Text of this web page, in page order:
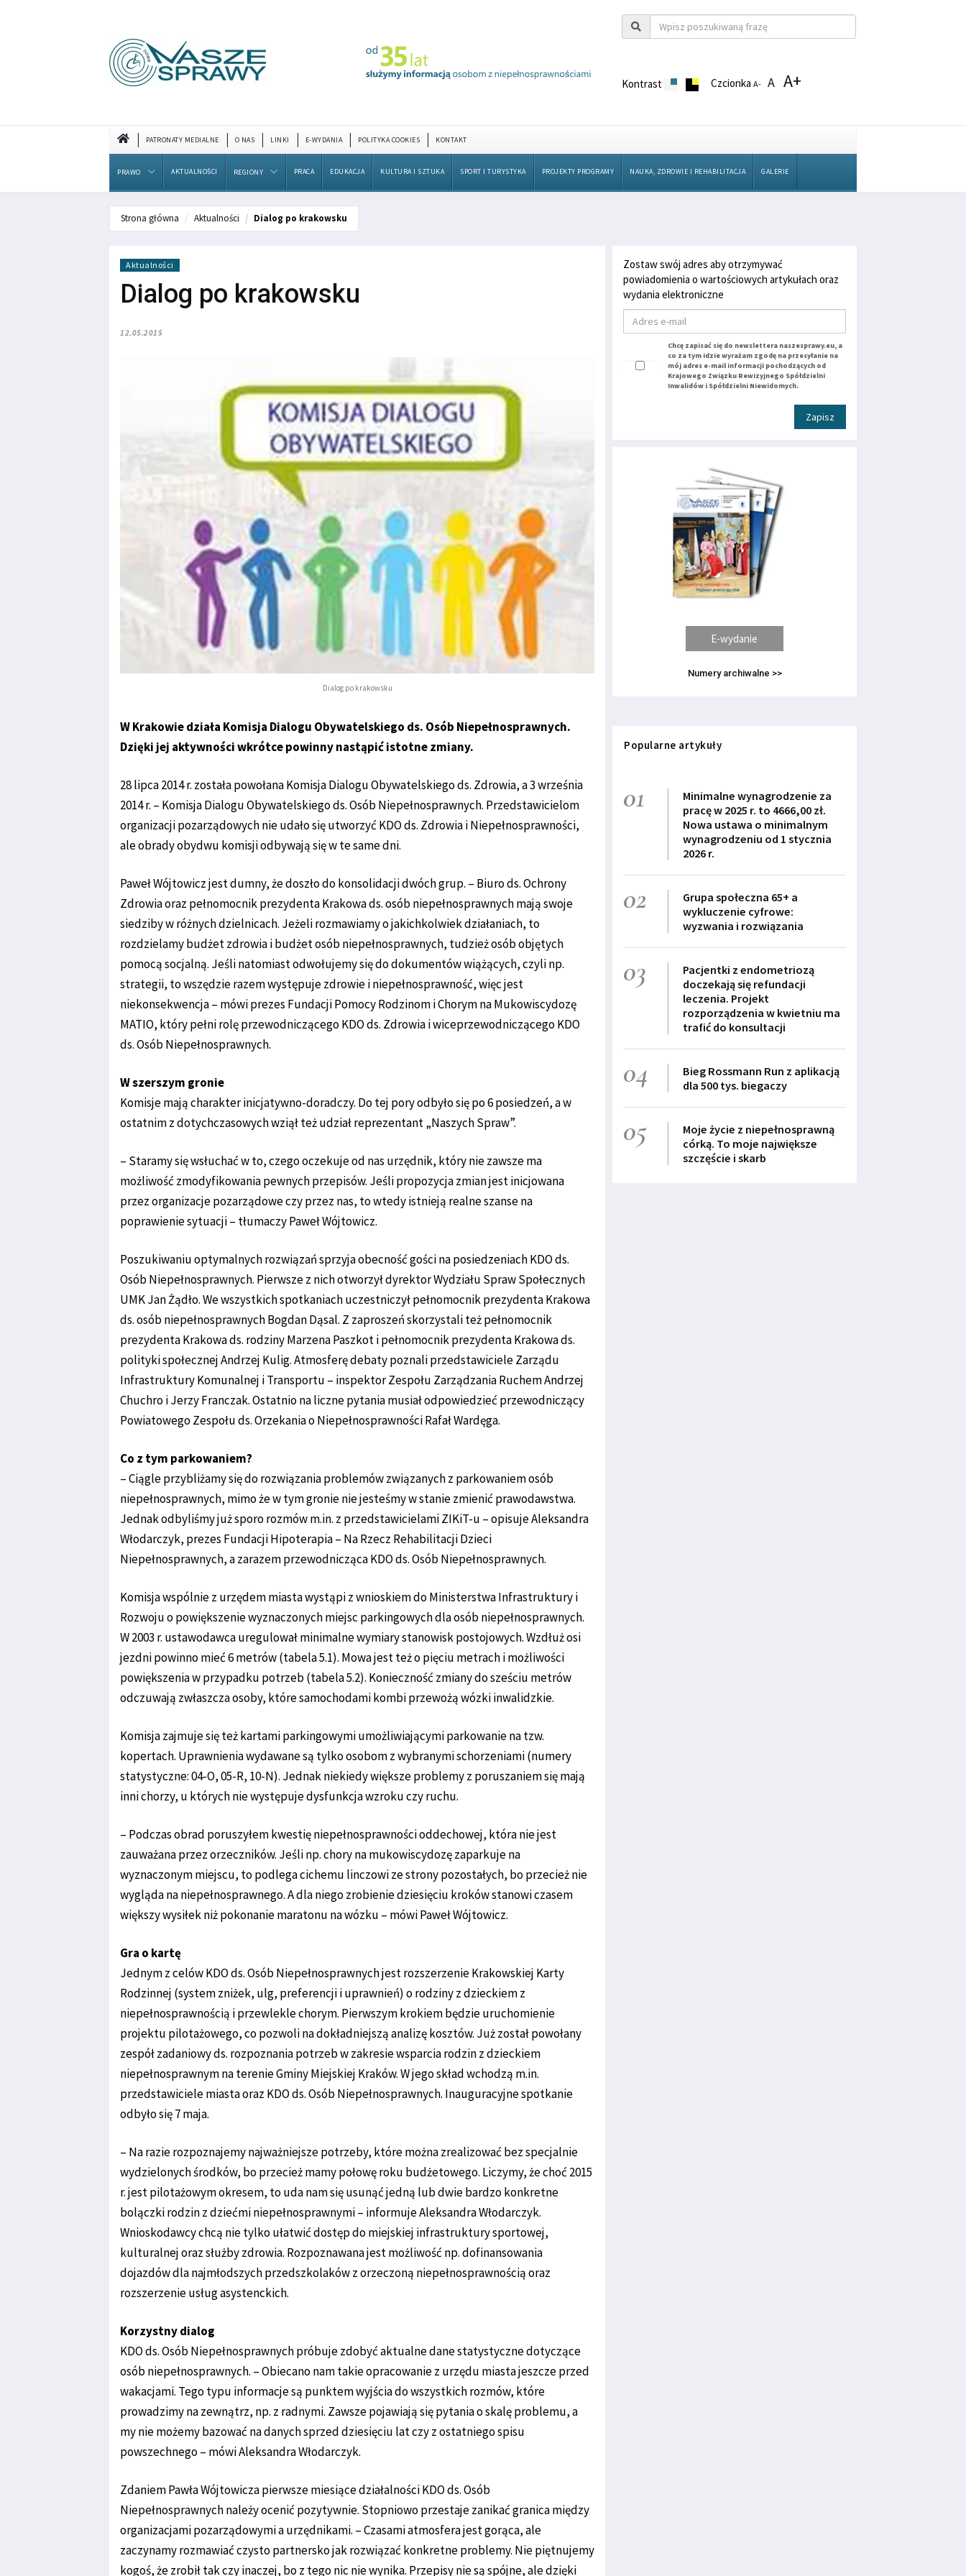
Kontrast CzcionkaA- A A+
PATRONATY MEDIALNE O NAS LINKI E-WYDANIA POLITYKA COOKIES KONTAKT
PRAWO AKTUALNOŚCI REGIONY PRACA EDUKACJA KULTURA I SZTUKA SPORT I TURYSTYKA PROJEKTY PROGRAMY NAUKA, ZDROWIE I REHABILITACJA GALERIE
Strona główna Aktualności Dialog po krakowsku
Aktualności
Dialog po krakowsku
12.05.2015
Dialog po krakowsku
W Krakowie działa Komisja Dialogu Obywatelskiego ds. Osób Niepełnosprawnych.
Dzięki jej aktywności wkrótce powinny nastąpić istotne zmiany.
28 lipca 2014 r. została powołana Komisja Dialogu Obywatelskiego ds. Zdrowia, a 3 września
2014 r. – Komisja Dialogu Obywatelskiego ds. Osób Niepełnosprawnych. Przedstawicielom
organizacji pozarządowych nie udało się utworzyć KDO ds. Zdrowia i Niepełnosprawności,
ale obrady obydwu komisji odbywają się w te same dni.
Paweł Wójtowicz jest dumny, że doszło do konsolidacji dwóch grup. – Biuro ds. Ochrony
Zdrowia oraz pełnomocnik prezydenta Krakowa ds. osób niepełnosprawnych mają swoje
siedziby w różnych dzielnicach. Jeżeli rozmawiamy o jakichkolwiek działaniach, to
rozdzielamy budżet zdrowia i budżet osób niepełnosprawnych, tudzież osób objętych
pomocą socjalną. Jeśli natomiast odwołujemy się do dokumentów wiążących, czyli np.
strategii, to wszędzie razem występuje zdrowie i niepełnosprawność, więc jest
niekonsekwencja – mówi prezes Fundacji Pomocy Rodzinom i Chorym na Mukowiscydozę
MATIO, który pełni rolę przewodniczącego KDO ds. Zdrowia i wiceprzewodniczącego KDO
ds. Osób Niepełnosprawnych.
W szerszym gronie
Komisje mają charakter inicjatywno-doradczy. Do tej pory odbyło się po 6 posiedzeń, a w
ostatnim z dotychczasowych wziął też udział reprezentant „Naszych Spraw”.
– Staramy się wsłuchać w to, czego oczekuje od nas urzędnik, który nie zawsze ma
możliwość zmodyfikowania pewnych przepisów. Jeśli propozycja zmian jest inicjowana
przez organizacje pozarządowe czy przez nas, to wtedy istnieją realne szanse na
poprawienie sytuacji – tłumaczy Paweł Wójtowicz.
Poszukiwaniu optymalnych rozwiązań sprzyja obecność gości na posiedzeniach KDO ds.
Osób Niepełnosprawnych. Pierwsze z nich otworzył dyrektor Wydziału Spraw Społecznych
UMK Jan Żądło. We wszystkich spotkaniach uczestniczył pełnomocnik prezydenta Krakowa
ds. osób niepełnosprawnych Bogdan Dąsal. Z zaproszeń skorzystali też pełnomocnik
prezydenta Krakowa ds. rodziny Marzena Paszkot i pełnomocnik prezydenta Krakowa ds.
polityki społecznej Andrzej Kulig. Atmosferę debaty poznali przedstawiciele Zarządu
Infrastruktury Komunalnej i Transportu – inspektor Zespołu Zarządzania Ruchem Andrzej
Chuchro i Jerzy Franczak. Ostatnio na liczne pytania musiał odpowiedzieć przewodniczący
Powiatowego Zespołu ds. Orzekania o Niepełnosprawności Rafał Wardęga.
Co z tym parkowaniem?
– Ciągle przybliżamy się do rozwiązania problemów związanych z parkowaniem osób
niepełnosprawnych, mimo że w tym gronie nie jesteśmy w stanie zmienić prawodawstwa.
Jednak odbyliśmy już sporo rozmów m.in. z przedstawicielami ZIKiT-u – opisuje Aleksandra
Włodarczyk, prezes Fundacji Hipoterapia – Na Rzecz Rehabilitacji Dzieci
Niepełnosprawnych, a zarazem przewodnicząca KDO ds. Osób Niepełnosprawnych.
Komisja wspólnie z urzędem miasta wystąpi z wnioskiem do Ministerstwa Infrastruktury i
Rozwoju o powiększenie wyznaczonych miejsc parkingowych dla osób niepełnosprawnych.
W 2003 r. ustawodawca uregulował minimalne wymiary stanowisk postojowych. Wzdłuż osi
jezdni powinno mieć 6 metrów (tabela 5.1). Mowa jest też o pięciu metrach i możliwości
powiększenia w przypadku potrzeb (tabela 5.2). Konieczność zmiany do sześciu metrów
odczuwają zwłaszcza osoby, które samochodami kombi przewożą wózki inwalidzkie.
Komisja zajmuje się też kartami parkingowymi umożliwiającymi parkowanie na tzw.
kopertach. Uprawnienia wydawane są tylko osobom z wybranymi schorzeniami (numery
statystyczne: 04-O, 05-R, 10-N). Jednak niekiedy większe problemy z poruszaniem się mają
inni chorzy, u których nie występuje dysfunkcja wzroku czy ruchu.
– Podczas obrad poruszyłem kwestię niepełnosprawności oddechowej, która nie jest
zauważana przez orzeczników. Jeśli np. chory na mukowiscydozę zaparkuje na
wyznaczonym miejscu, to podlega cichemu linczowi ze strony pozostałych, bo przecież nie
wygląda na niepełnosprawnego. A dla niego zrobienie dziesięciu kroków stanowi czasem
większy wysiłek niż pokonanie maratonu na wózku – mówi Paweł Wójtowicz.
Gra o kartę
Jednym z celów KDO ds. Osób Niepełnosprawnych jest rozszerzenie Krakowskiej Karty
Rodzinnej (system zniżek, ulg, preferencji i uprawnień) o rodziny z dzieckiem z
niepełnosprawnością i przewlekle chorym. Pierwszym krokiem będzie uruchomienie
projektu pilotażowego, co pozwoli na dokładniejszą analizę kosztów. Już został powołany
zespół zadaniowy ds. rozpoznania potrzeb w zakresie wsparcia rodzin z dzieckiem
niepełnosprawnym na terenie Gminy Miejskiej Kraków. W jego skład wchodzą m.in.
przedstawiciele miasta oraz KDO ds. Osób Niepełnosprawnych. Inauguracyjne spotkanie
odbyło się 7 maja.
– Na razie rozpoznajemy najważniejsze potrzeby, które można zrealizować bez specjalnie
wydzielonych środków, bo przecież mamy połowę roku budżetowego. Liczymy, że choć 2015
r. jest pilotażowym okresem, to uda nam się usunąć jedną lub dwie bardzo konkretne
bolączki rodzin z dziećmi niepełnosprawnymi – informuje Aleksandra Włodarczyk.
Wnioskodawcy chcą nie tylko ułatwić dostęp do miejskiej infrastruktury sportowej,
kulturalnej oraz służby zdrowia. Rozpoznawana jest możliwość np. dofinansowania
dojazdów dla najmłodszych przedszkolaków z orzeczoną niepełnosprawnością oraz
rozszerzenie usług asystenckich.
Korzystny dialog
KDO ds. Osób Niepełnosprawnych próbuje zdobyć aktualne dane statystyczne dotyczące
osób niepełnosprawnych. – Obiecano nam takie opracowanie z urzędu miasta jeszcze przed
wakacjami. Tego typu informacje są punktem wyjścia do wszystkich rozmów, które
prowadzimy na zewnątrz, np. z radnymi. Zawsze pojawiają się pytania o skalę problemu, a
my nie możemy bazować na danych sprzed dziesięciu lat czy z ostatniego spisu
powszechnego – mówi Aleksandra Włodarczyk.
Zdaniem Pawła Wójtowicza pierwsze miesiące działalności KDO ds. Osób
Niepełnosprawnych należy ocenić pozytywnie. Stopniowo przestaje zanikać granica między
organizacjami pozarządowymi a urzędnikami. – Czasami atmosfera jest gorąca, ale
zaczynamy rozmawiać czysto partnersko jak rozwiązać konkretne problemy. Nie piętnujemy
kogoś, że zrobił tak czy inaczej, bo z tego nic nie wynika. Przepisy nie są spójne, ale dzięki
Zostaw swój adres aby otrzymywać
powiadomienia o wartościowych artykułach oraz
wydania elektroniczne
Chcę zapisać się do newslettera naszesprawy.eu, a
co za tym idzie wyrażam zgodę na przesyłanie na
mój adres e-mail informacji pochodzących od
Krajowego Związku Rewizyjnego Spółdzielni
Inwalidów i Spółdzielni Niewidomych.
Zapisz
E-wydanie
Numery archiwalne >>
Popularne artykuły
01
Minimalne wynagrodzenie za
pracę w 2025 r. to 4666,00 zł.
Nowa ustawa o minimalnym
wynagrodzeniu od 1 stycznia
2026 r.
02
Grupa społeczna 65+ a
wykluczenie cyfrowe:
wyzwania i rozwiązania
03
Pacjentki z endometriozą
doczekają się refundacji
leczenia. Projekt
rozporządzenia w kwietniu ma
trafić do konsultacji
04
Bieg Rossmann Run z aplikacją
dla 500 tys. biegaczy
05
Moje życie z niepełnosprawną
córką. To moje największe
szczęście i skarb